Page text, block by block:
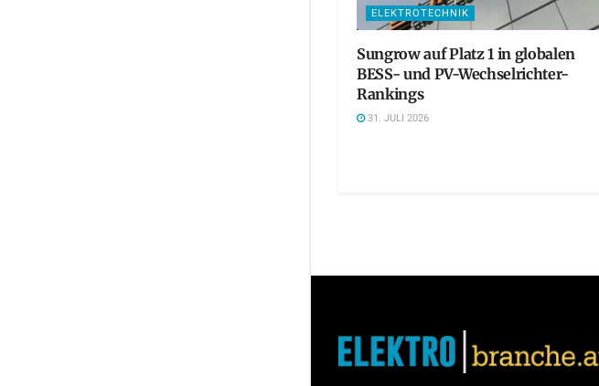
ELEKTROTECHNIK
Sungrow auf Platz 1 in globalen
BESS- und PV-Wechselrichter-
Rankings
31. JULI 2026